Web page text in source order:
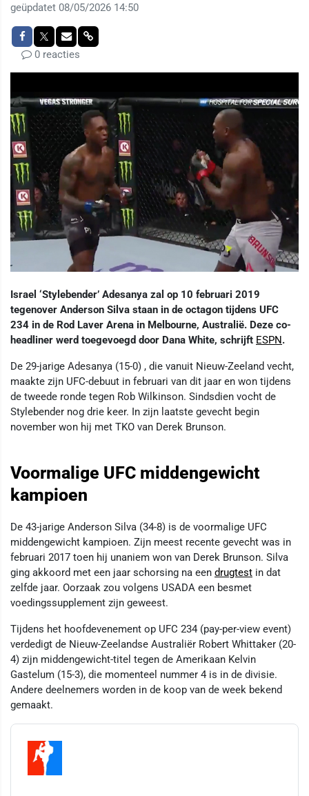
geüpdatet 08/05/2026 14:50
0 reacties
Israel ‘Stylebender’ Adesanya zal op 10 februari 2019
tegenover Anderson Silva staan in de octagon tijdens UFC
234 in de Rod Laver Arena in Melbourne, Australië. Deze co-
headliner werd toegevoegd door Dana White, schrijft ESPN .
De 29-jarige Adesanya (15-0) , die vanuit Nieuw-Zeeland vecht,
maakte zijn UFC-debuut in februari van dit jaar en won tijdens
de tweede ronde tegen Rob Wilkinson. Sindsdien vocht de
Stylebender nog drie keer. In zijn laatste gevecht begin
november won hij met TKO van Derek Brunson.
Voormalige UFC middengewicht
kampioen
De 43-jarige Anderson Silva (34-8) is de voormalige UFC
middengewicht kampioen. Zijn meest recente gevecht was in
februari 2017 toen hij unaniem won van Derek Brunson. Silva
ging akkoord met een jaar schorsing na een drugtest in dat
zelfde jaar. Oorzaak zou volgens USADA een besmet
voedingssupplement zijn geweest.
Tijdens het hoofdevenement op UFC 234 (pay-per-view event)
verdedigt de Nieuw-Zeelandse Australiër Robert Whittaker (20-
4) zijn middengewicht-titel tegen de Amerikaan Kelvin
Gastelum (15-3), die momenteel nummer 4 is in de divisie.
Andere deelnemers worden in de koop van de week bekend
gemaakt.